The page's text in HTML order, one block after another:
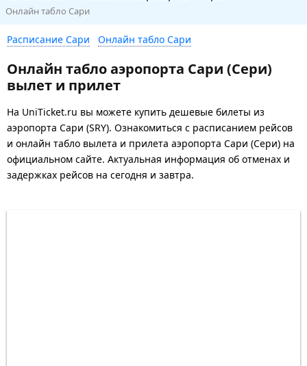
Онлайн табло Сари
Расписание Сари Онлайн табло Сари
Онлайн табло аэропорта Сари (Сери)
вылет и прилет
На UniTicket.ru вы можете купить дешевые билеты из
аэропорта Сари (SRY). Ознакомиться с расписанием рейсов
и онлайн табло вылета и прилета аэропорта Сари (Сери) на
официальном сайте. Актуальная информация об отменах и
задержках рейсов на сегодня и завтра.